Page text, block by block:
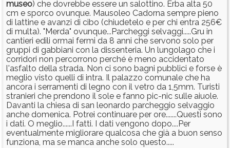
museo) che dovrebbe essere un salottino. Erba alta 50
cm e sporco ovunque. Mausoleo Cadorna sempre pieno
di lattine e avanzi di cibo (chiudetelo e per chi entra 256€
di multa). "Merda" ovunque...Parcheggi selvaggi.....Gru in
cantieri edili ormai fermi da 8 anni che servono solo per
gruppi di gabbiani con la dissenteria. Un lungolago che i
corridori non percorrono perché è meno accidentato
l'asfalto della strada. Non ci sono bagni pubblici e forse è
meglio visto quelli di intra. Il palazzo comunale che ha
ancora i serramenti di legno con il vetro da 1,5mm. Turisti
stranieri che prendono il sole e fanno pic-nic sulle aiuole.
Davanti la chiesa di san leonardo parcheggio selvaggio
anche domenica. Potrei continuare per ore.......Questi sono
i dati. O meglio......I fatti. I dati vengono dopo....Per
eventualmente migliorare qualcosa che già a buon senso
funziona, ma se manca anche solo questo.....